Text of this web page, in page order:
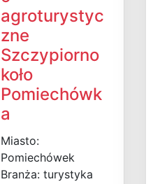
agroturystyc
zne
Szczypiorno
koło
Pomiechówk
a
Miasto:
Pomiechówek
Branża: turystyka